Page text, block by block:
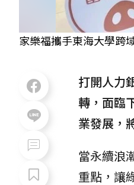
家樂福攜手東海大學跨
打開人力
轉，面臨
業發展，
當永續浪
重點，讓